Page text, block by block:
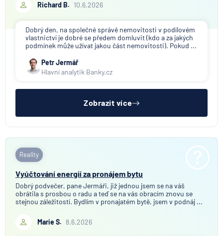
Richard B. 10.6.2026
Dobrý den, na společné správě nemovitosti v podílovém
vlastnictví je dobré se předem domluvit (kdo a za jakých
podmínek může užívat jakou část nemovitosti). Pokud ...
Petr Jermář
Hlavní analytik Banky.cz
Zobrazit více
Reality
Vyúčtování energií za pronájem bytu
Dobrý podvečer, pane Jermáři, již jednou jsem se na váš
obrátila s prosbou o radu a teď se na vás obracím znovu se
stejnou záležitostí. Bydlím v pronajatém bytě, jsem v podnáj ...
Marie S. 8.6.2026